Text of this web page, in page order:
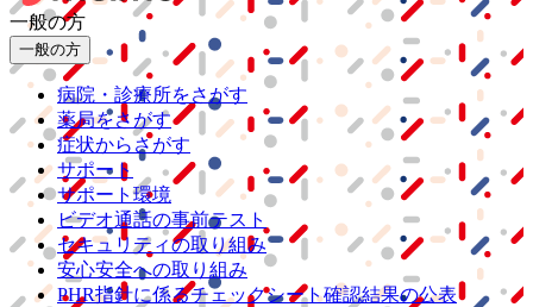
一般の方
一般の方
病院・診療所をさがす
薬局をさがす
症状からさがす
サポート
サポート環境
ビデオ通話の事前テスト
セキュリティの取り組み
安心安全への取り組み
PHR指針に係るチェックシート確認結果の公表